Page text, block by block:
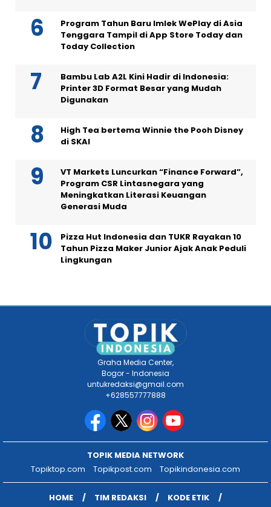
Program Tahun Baru Imlek WePlay di Asia
Tenggara Tampil di App Store Today dan
Today Collection
Bambu Lab A2L Kini Hadir di Indonesia:
Printer 3D Format Besar yang Mudah
Digunakan
High Tea bertema Winnie the Pooh Disney
di SKAI
VT Markets Luncurkan “Finance Forward”,
Program CSR Lintasnegara yang
Meningkatkan Literasi Keuangan
Generasi Muda
Pizza Hut Indonesia dan TUKR Rayakan 10
Tahun Pizza Maker Junior Ajak Anak Peduli
Lingkungan
Graha Media Center,
Bogor - Indonesia
untukredaksi@gmail.com
+628557777888
TOPIK MEDIA NETWORK
Topiktop.com
Topikpost.com Topikindonesia.com
HOME TIM REDAKSI KODE ETIK